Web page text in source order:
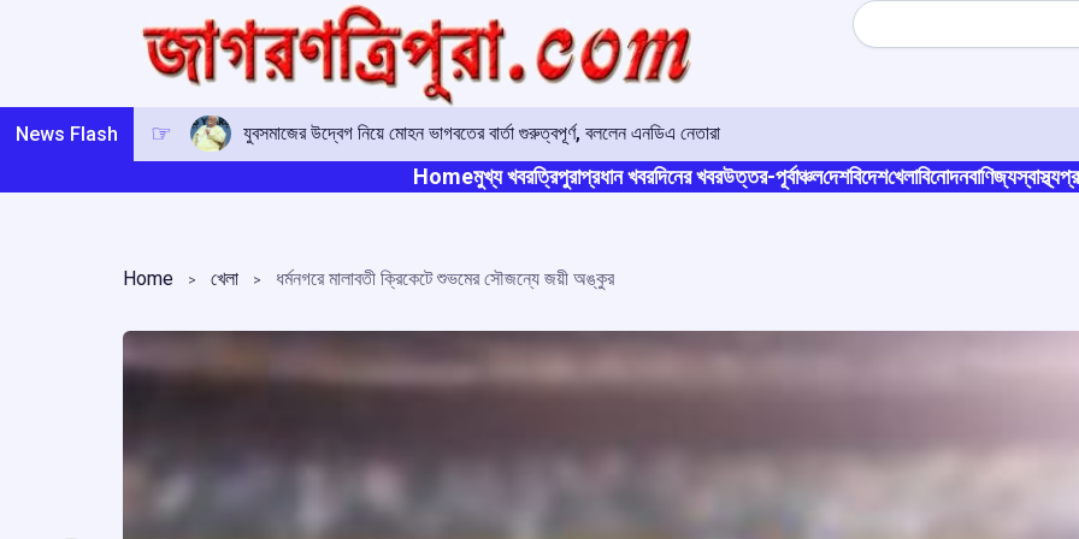
Search
News Flash যুবসমাজের উদ্বেগ নিয়ে মোহন ভাগবতের বার্তা গুরুত্বপূর্ণ, বললেন এনডিএ নেতারা
Homeমুখ্য খবরত্রিপুরাপ্রধান খবরদিনের খবরউত্তর-পূর্বাঞ্চলদেশবিদেশখেলাবিনোদনবাণিজ্যস্বাস্থ্য
Home খেলা ধর্মনগরে মালাবতী ক্রিকেটে শুভমের সৌজন্যে জয়ী অঙ্কুর